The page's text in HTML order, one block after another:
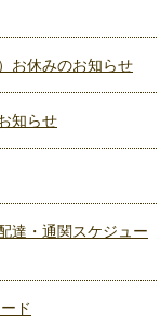
お休みのお知らせ
知らせ
達・通関スケジュー
ド